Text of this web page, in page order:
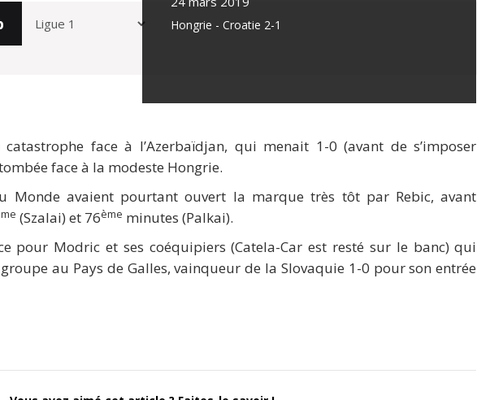
Hongrie - Croatie 2-1
face à l’Azerbaïdjan, qui menait 1-0 (avant de s’imposer
face à la modeste Hongrie.
Monde avaient pourtant ouvert la marque très tôt par Rebic, avant
(Szalai) et 76ème minutes (Palkai).
pour Modric et ses coéquipiers (Catela-Car est resté sur le banc) qui
au Pays de Galles, vainqueur de la Slovaquie 1-0 pour son entrée